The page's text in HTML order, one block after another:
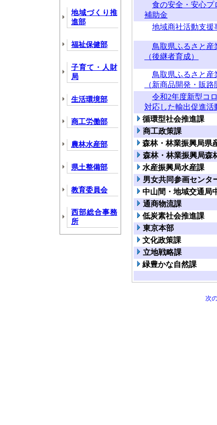
地域づくり推
進部
福祉保健部
子育て・人財
局
生活環境部
商工労働部
農林水産部
県土整備部
教育委員会
西部総合事務
所
食の安全・安心プ
補助金
地域商社活動支援
鳥取県ふるさと
（後継者育成）
鳥取県ふるさと
（新商品開発・販路
令和2年度新型コ
対応した輸出促進
循環型社会推進課
商工政策課
森林・林業振興局県
森林・林業振興局森
水産振興局水産課
男女共同参画センタ
中山間・地域交通局
通商物流課
低炭素社会推進課
東京本部
文化政策課
立地戦略課
緑豊かな自然課
次